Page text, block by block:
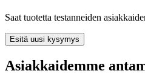
Saat tuotetta testanneiden
Esitä uusi kysymys
Asiakkaidemme